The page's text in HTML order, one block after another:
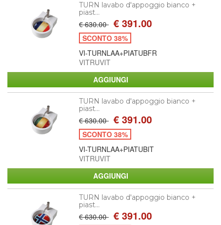
TURN lavabo d'appoggio bianco +
piast...
€ 630.00 € 391.00
SCONTO 38%
VI-TURNLAA+PIATUBFR
VITRUVIT
TURN lavabo d'appoggio bianco +
piast...
€ 630.00 € 391.00
SCONTO 38%
VI-TURNLAA+PIATUBIT
VITRUVIT
TURN lavabo d'appoggio bianco +
piast...
€ 630.00 € 391.00